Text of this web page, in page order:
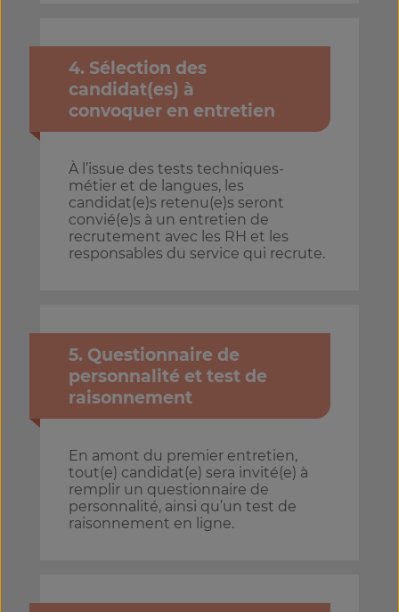
4. Sélection des
candidat(es) à
convoquer en entretien
À l’issue des tests techniques-
métier et de langues, les
candidat(e)s retenu(e)s seront
convié(e)s à un entretien de
recrutement avec les RH et les
responsables du service qui recrute.
5. Questionnaire de
personnalité et test de
raisonnement
En amont du premier entretien,
tout(e) candidat(e) sera invité(e) à
remplir un questionnaire de
personnalité, ainsi qu’un test de
raisonnement en ligne.